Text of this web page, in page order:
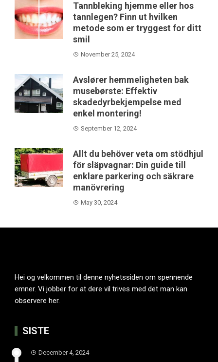
Tannbleking hjemme eller hos
tannlegen? Finn ut hvilken
metode som er tryggest for ditt
smil
November 25, 2024
Avslører hemmeligheten bak
musebørste: Effektiv
skadedyrbekjempelse med
enkel montering!
September 12, 2024
Allt du behöver veta om stödhjul
för släpvagnar: Din guide till
enklare parkering och säkrare
manövrering
May 30, 2024
Hei og velkommen til denne nyhetssiden om spennende
emner. Vi jobber for at dere vil trives med det man kan
observere her.
SISTE
December 4, 2024